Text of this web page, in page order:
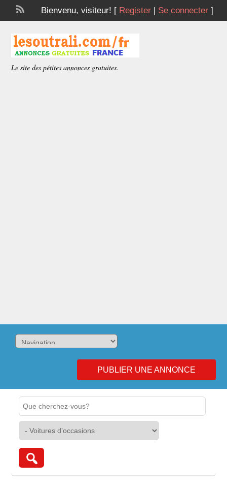
Bienvenu, visiteur! [ Register| Se connecter]
Le site des pétites annonces gratuites.
PUBLIER UNE ANNONCE